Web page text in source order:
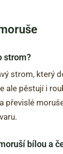
strom?
strom, který
ale pěstují i
převislé
bílou a